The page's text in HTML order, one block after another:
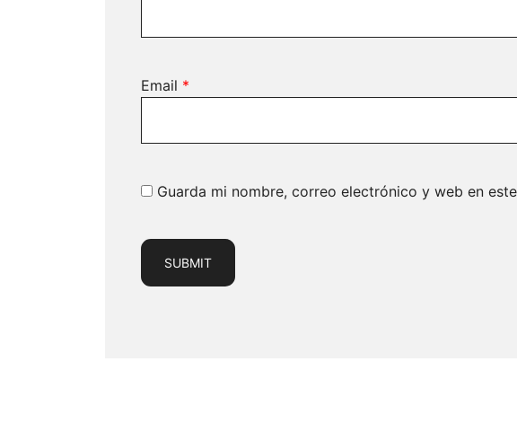
Email *
Guarda mi nombre, correo electrónico y web en